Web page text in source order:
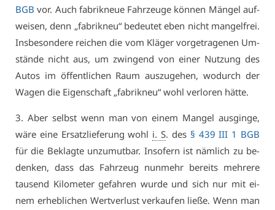
BGB vor. Auch fa­brik­neue Fahr­zeu­ge kön­nen Män­gel auf­
wei­sen, denn „fa­brik­neu“ be­deu­tet eben nicht man­gel­frei.
Ins­be­son­de­re rei­chen die vom Klä­ger vor­ge­tra­ge­nen Um­
stän­de nicht aus, um zwin­gend von ei­ner Nut­zung des
Au­tos im öf­fent­li­chen Raum aus­zu­ge­hen, wo­durch der
Wa­gen die Ei­gen­schaft „fa­brik­neu“ wohl ver­lo­ren hät­te.
3. Aber selbst wenn man von ei­nem Man­gel aus­gin­ge,
wä­re ei­ne Er­satz­lie­fe­rung wohl i. S. des § 439 III 1 BGB
für die Be­klag­te un­zu­mut­bar. In­so­fern ist näm­lich zu be­
den­ken, dass das Fahr­zeug nun­mehr be­reits meh­re­re
tau­send Ki­lo­me­ter ge­fah­ren wur­de und sich nur mit ei­
nem er­heb­li­chen Wert­ver­lust ver­kau­fen lie­ße. Wenn man